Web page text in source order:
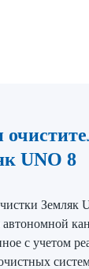
UNO 8
с учетом